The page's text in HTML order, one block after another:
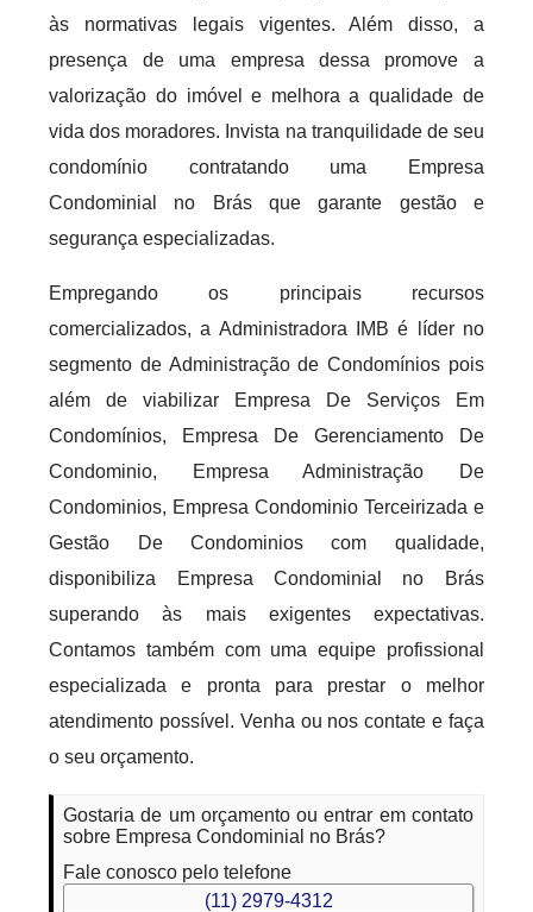
às normativas legais vigentes. Além disso, a
presença de uma empresa dessa promove a
valorização do imóvel e melhora a qualidade de
vida dos moradores. Invista na tranquilidade de seu
condomínio contratando uma Empresa
Condominial no Brás que garante gestão e
segurança especializadas.
Empregando os principais recursos
comercializados, a Administradora IMB é líder no
segmento de Administração de Condomínios pois
além de viabilizar Empresa De Serviços Em
Condomínios, Empresa De Gerenciamento De
Condominio, Empresa Administração De
Condominios, Empresa Condominio Terceirizada e
Gestão De Condominios com qualidade,
disponibiliza Empresa Condominial no Brás
superando às mais exigentes expectativas.
Contamos também com uma equipe profissional
especializada e pronta para prestar o melhor
atendimento possível. Venha ou nos contate e faça
o seu orçamento.
Gostaria de um orçamento ou entrar em contato
sobre Empresa Condominial no Brás?
Fale conosco pelo telefone
(11) 2979-4312